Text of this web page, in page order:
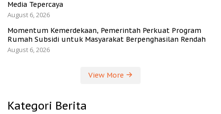
Media Tepercaya
August 6, 2026
Momentum Kemerdekaan, Pemerintah Perkuat Program
Rumah Subsidi untuk Masyarakat Berpenghasilan Rendah
August 6, 2026
View More
Kategori Berita